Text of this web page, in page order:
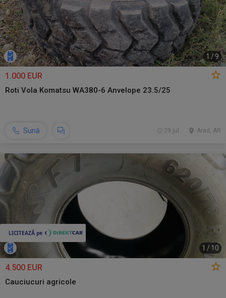
1 /9
1.000 EUR
Roti Vola Komatsu WA380-6 Anvelope 23.5/25
Sună Arad, AR
29 jul.
1 / 10
4.500 EUR
Cauciucuri agricole